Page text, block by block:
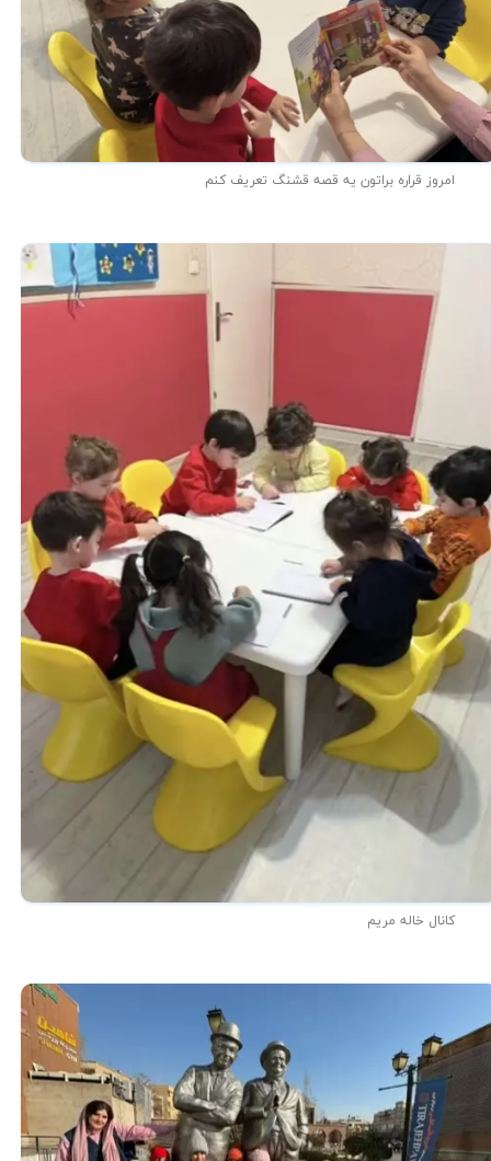
امروز قراره براتون یه قصه قشنگ تعریف کنم
کانال خاله مریم